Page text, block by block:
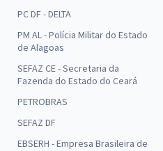
PC DF - DELTA
PM AL - Polícia Militar do Estado
de Alagoas
SEFAZ CE - Secretaria da
Fazenda do Estado do Ceará
PETROBRAS
SEFAZ DF
EBSERH - Empresa Brasileira de